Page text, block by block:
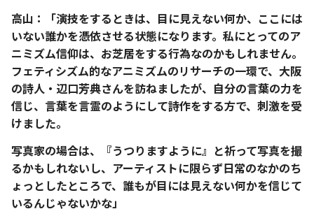
高山：「演技をするときは、目に見えない何か、ここには
いない誰かを憑依させる状態になります。私にとってのア
ニミズム信仰は、お芝居をする行為なのかもしれません。
フェティシズム的なアニミズムのリサーチの一環で、大阪
の詩人・辺口芳典さんを訪ねましたが、自分の言葉の力を
信じ、言葉を言霊のようにして詩作をする方で、刺激を受
けました。
写真家の場合は、『うつりますように』と祈って写真を撮
るかもしれないし、アーティストに限らず日常のなかのち
ょっとしたところで、誰もが目には見えない何かを信じて
いるんじゃないかな」